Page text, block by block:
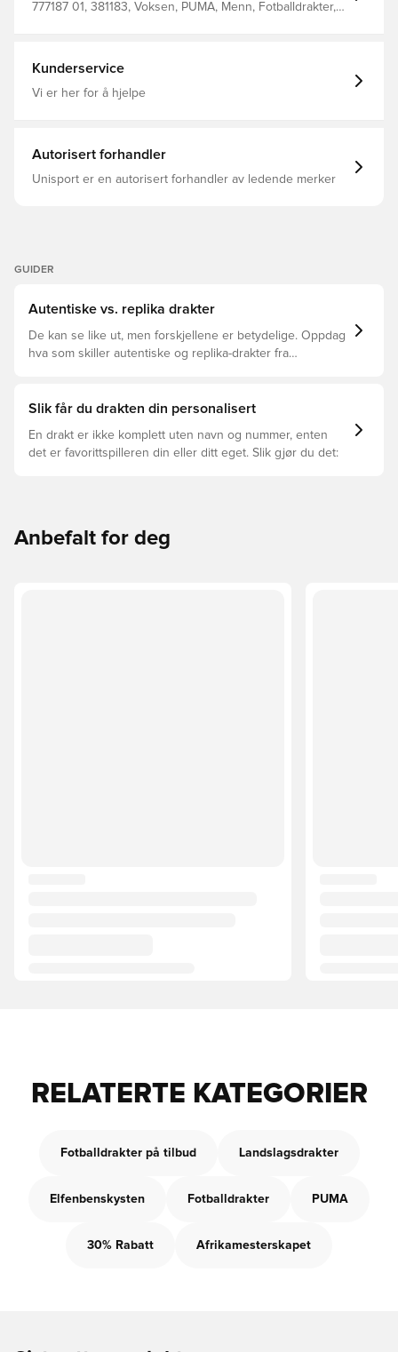
777187 01, 381183, Voksen, PUMA, Menn, Fotballdrakter,
Kunderservice
Vi er her for å hjelpe
Autorisert forhandler
Unisport er en autorisert forhandler av ledende merker
GUIDER
Autentiske vs. replika drakter
De kan se like ut, men forskjellene er betydelige. Oppdag
hva som skiller autentiske og replika-drakter fra
Slik får du drakten din personalisert
En drakt er ikke komplett uten navn og nummer, enten
det er favorittspilleren din eller ditt eget. Slik gjør du det:
Anbefalt for deg
RELATERTE KATEGORIER
Fotballdrakter på tilbud Landslagsdrakter
Elfenbenskysten Fotballdrakter PUMA
30% Rabatt Afrikamesterskapet